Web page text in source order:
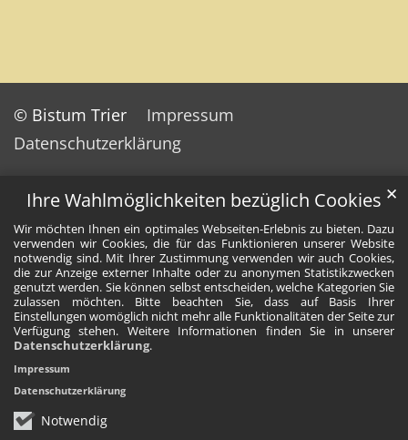
Ihre Wahlmöglichkeiten bezüglich Cookies
Wir möchten Ihnen ein optimales Webseiten-Erlebnis zu bieten. Dazu
verwenden wir Cookies, die für das Funktionieren unserer Website
notwendig sind. Mit Ihrer Zustimmung verwenden wir auch Cookies,
die zur Anzeige externer Inhalte oder zu anonymen Statistikzwecken
genutzt werden. Sie können selbst entscheiden, welche Kategorien Sie
zulassen möchten. Bitte beachten Sie, dass auf Basis Ihrer
Einstellungen womöglich nicht mehr alle Funktionalitäten der Seite zur
Verfügung stehen. Weitere Informationen finden Sie in unserer
Datenschutzerklärung.
Notwendig
✕
Impressum
Datenschutzerklärung
© Bistum Trier
Impressum
Datenschutzerklärung